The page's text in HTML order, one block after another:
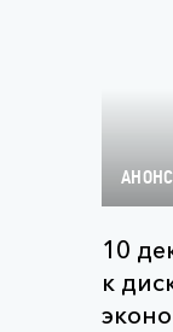
10
к